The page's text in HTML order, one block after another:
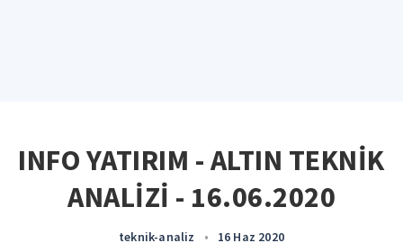
INFO YATIRIM - ALTIN TEKNİK
ANALİZİ - 16.06.2020
teknik-analiz • 16 Haz 2020